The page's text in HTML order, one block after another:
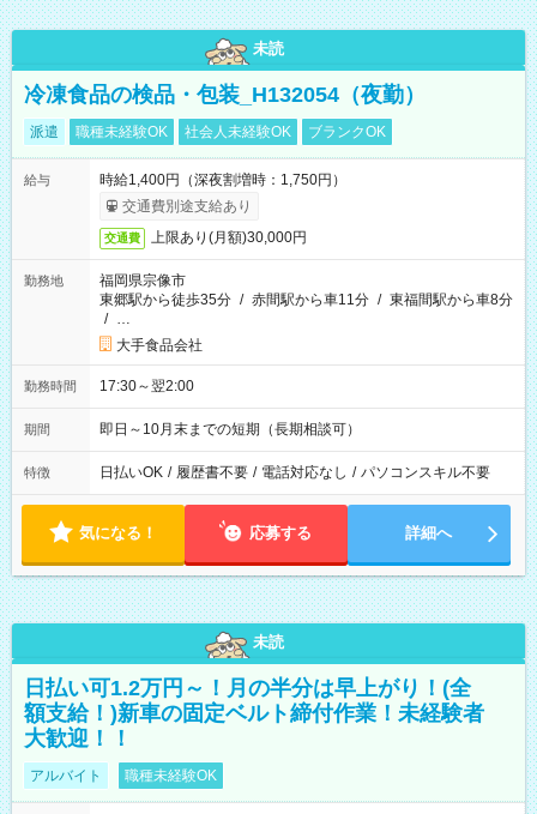
未読
冷凍食品の検品・包装_H132054（夜勤）
派遣 職種未経験OK 社会人未経験OK ブランクOK
給与
時給1,400円（深夜割増時：1,750円）
交通費別途支給あり
交通費 上限あり(月額)30,000円
勤務地
福岡県宗像市
東郷駅から徒歩35分 / 赤間駅から車11分 / 東福間駅から車8分
/ …
大手食品会社
勤務時間 17:30～翌2:00
期間 即日～10月末までの短期（長期相談可）
特徴 日払いOK / 履歴書不要 / 電話対応なし / パソコンスキル不要
気になる！ 応募する 詳細へ
未読
日払い可1.2万円～！月の半分は早上がり！(全
額支給！)新車の固定ベルト締付作業！未経験者
大歓迎！！
アルバイト 職種未経験OK